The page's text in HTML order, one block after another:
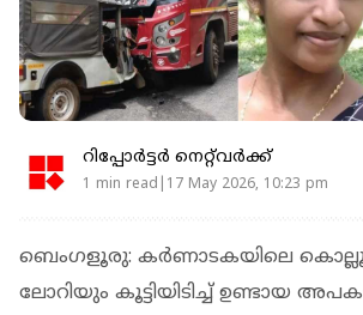
റിപ്പോർട്ടർ നെറ്റ്‌വര്‍ക്ക്‌
1 min read|17 May 2026, 10:23 pm
ബെംഗളൂരു: കര്‍ണാടകയിലെ
ലോറിയും കൂട്ടിയിടിച്ച് ഉണ്ടായ